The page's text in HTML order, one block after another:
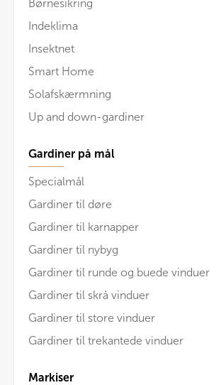
Børnesikring
Indeklima
Insektnet
Smart Home
Solafskærmning
Up and down-gardiner
Gardiner på mål
Specialmål
Gardiner til døre
Gardiner til karnapper
Gardiner til nybyg
Gardiner til runde og buede vinduer
Gardiner til skrå vinduer
Gardiner til store vinduer
Gardiner til trekantede vinduer
Markiser